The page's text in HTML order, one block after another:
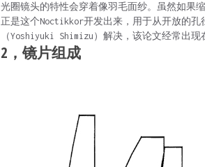
光圈镜头的特性会穿着像羽毛面纱。虽然如果
正是这个Noctikkor开发出来，用于从开放的
（Yoshiyuki Shimizu）解决，该论文经常出现
2，镜片组成